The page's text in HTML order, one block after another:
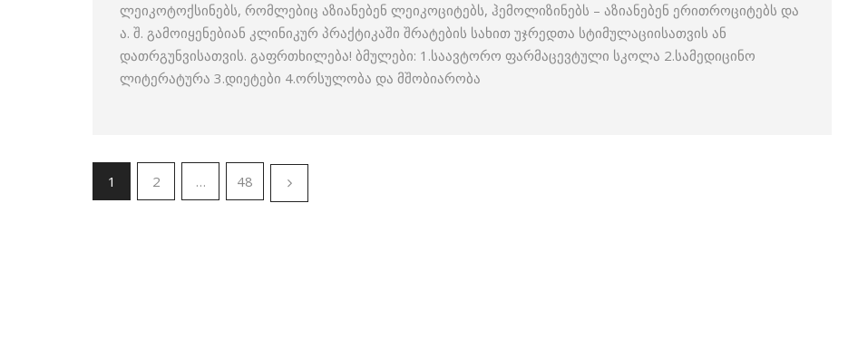
ლეიკოტოქსინებს, რომლებიც აზიანებენ ლეიკოციტებს, ჰემოლიზინებს – აზიანებენ ერითროციტებს და
ა. შ. გამოიყენებიან კლინიკურ პრაქტიკაში შრატების სახით უჯრედთა სტიმულაციისათვის ან
დათრგუნვისათვის. გაფრთხილება! ბმულები: 1.საავტორო ფარმაცევტული სკოლა 2.სამედიცინო
ლიტერატურა 3.დიეტები 4.ორსულობა და მშობიარობა
1 2 … 48